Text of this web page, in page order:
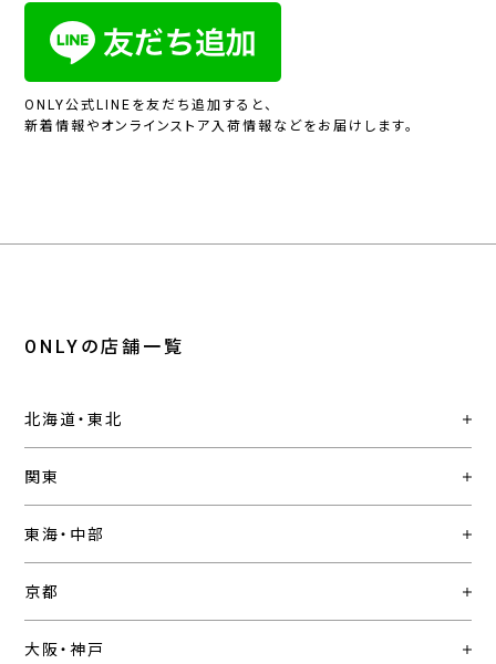
ONLY公式LINEを友だち追加すると、
新着情報やオンラインストア入荷情報などをお届けします。
ONLYの店舗一覧
北海道・東北
関東
東海・中部
京都
大阪・神戸